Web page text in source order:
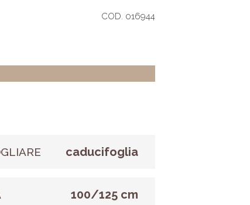
COD. 016944
caducifoglia
100/125 cm